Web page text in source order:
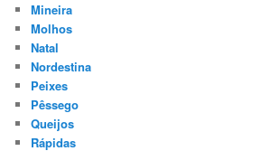
Mineira
Molhos
Natal
Nordestina
Peixes
Pêssego
Queijos
Rápidas